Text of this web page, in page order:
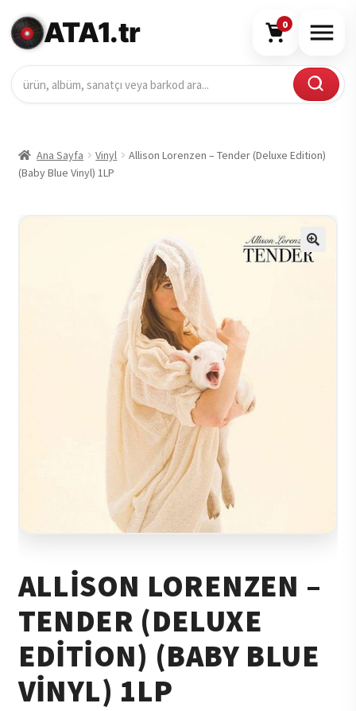
ATA1.tr 0
Ana Sayfa Vinyl
Allison Lorenzen – Tender (Deluxe Edition)
(Baby Blue Vinyl) 1LP
🔍
ALLISON LORENZEN –
TENDER (DELUXE
EDITION) (BABY BLUE
VINYL) 1LP